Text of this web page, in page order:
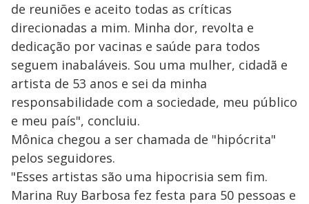
de reuniões e aceito todas as críticas
direcionadas a mim. Minha dor, revolta e
dedicação por vacinas e saúde para todos
seguem inabaláveis. Sou uma mulher, cidadã e
artista de 53 anos e sei da minha
responsabilidade com a sociedade, meu público
e meu país", concluiu.
Mônica chegou a ser chamada de "hipócrita"
pelos seguidores.
"Esses artistas são uma hipocrisia sem fim.
Marina Ruy Barbosa fez festa para 50 pessoas e